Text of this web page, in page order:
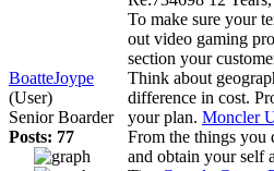
BoatteJoype
(User)
Senior Boarder
Posts: 77
To make sure your
out video gaming
section your
Think about
difference in cost.
your plan. Moncler
From the things you
and obtain your self